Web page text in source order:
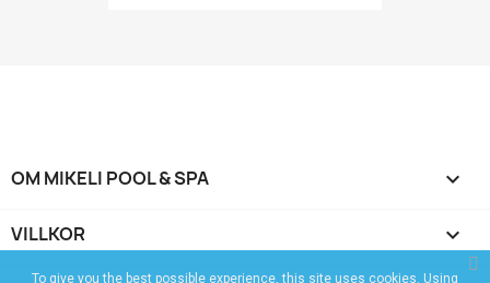
OM MIKELI POOL & SPA 
VILLKOR 
To give you the best possible experience, this site uses cookies. Using